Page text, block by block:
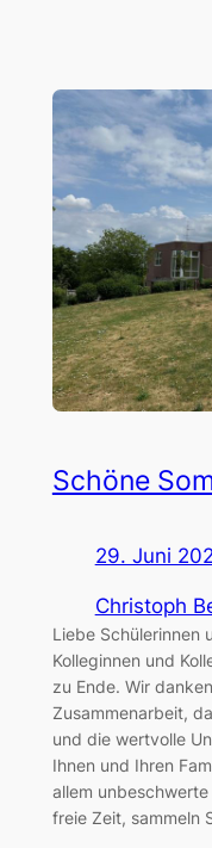
Schöne
29. Juni
Christoph
Liebe Schülerinnen
Kolleginnen und
zu Ende. Wir
Zusammenarbeit,
und die wertvolle
Ihnen und Ihren
allem
freie Zeit, sammeln